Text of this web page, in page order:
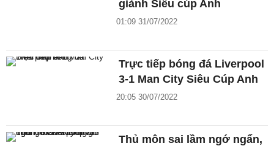
giành Siêu cúp Anh
01:09 31/07/2022
Trực tiếp bóng đá Liverpool
3-1 Man City Siêu Cúp Anh
20:05 30/07/2022
Thủ môn sai lầm ngớ ngẩn,